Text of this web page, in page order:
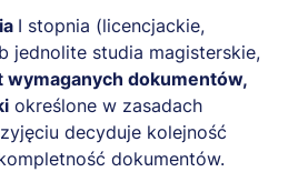
I stopnia (licencjackie,
jednolite studia magisterskie,
wymaganych dokumentów,
określone w zasadach
decyduje kolejność
dokumentów.